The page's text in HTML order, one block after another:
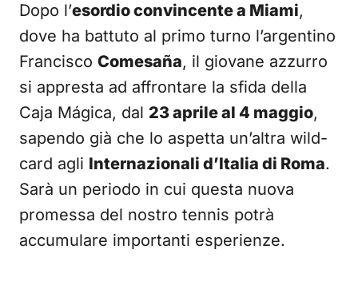
Dopo l’esordio convincente a Miami,
dove ha battuto al primo turno l’argentino
Francisco Comesaña, il giovane azzurro
si appresta ad affrontare la sfida della
Caja Mágica, dal 23 aprile al 4 maggio,
sapendo già che lo aspetta un’altra wild-
card agli Internazionali d’Italia di Roma.
Sarà un periodo in cui questa nuova
promessa del nostro tennis potrà
accumulare importanti esperienze.